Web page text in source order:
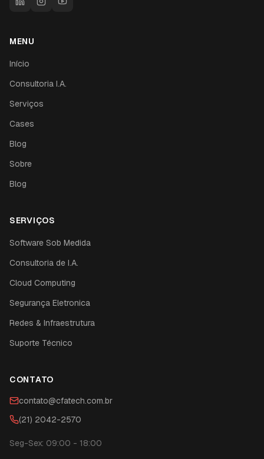
MENU
Início
Consultoria I.A.
Serviços
Cases
Blog
Sobre
Blog
SERVIÇOS
Software Sob Medida
Consultoria de I.A.
Cloud Computing
Segurança Eletronica
Redes & Infraestrutura
Suporte Técnico
CONTATO
contato@cfatech.com.br
(21) 2042-2570
Seg-Sex: 09:00 - 18:00